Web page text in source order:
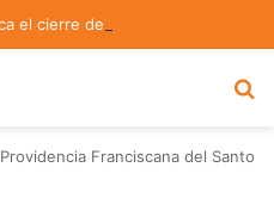
Franciscana del Santo